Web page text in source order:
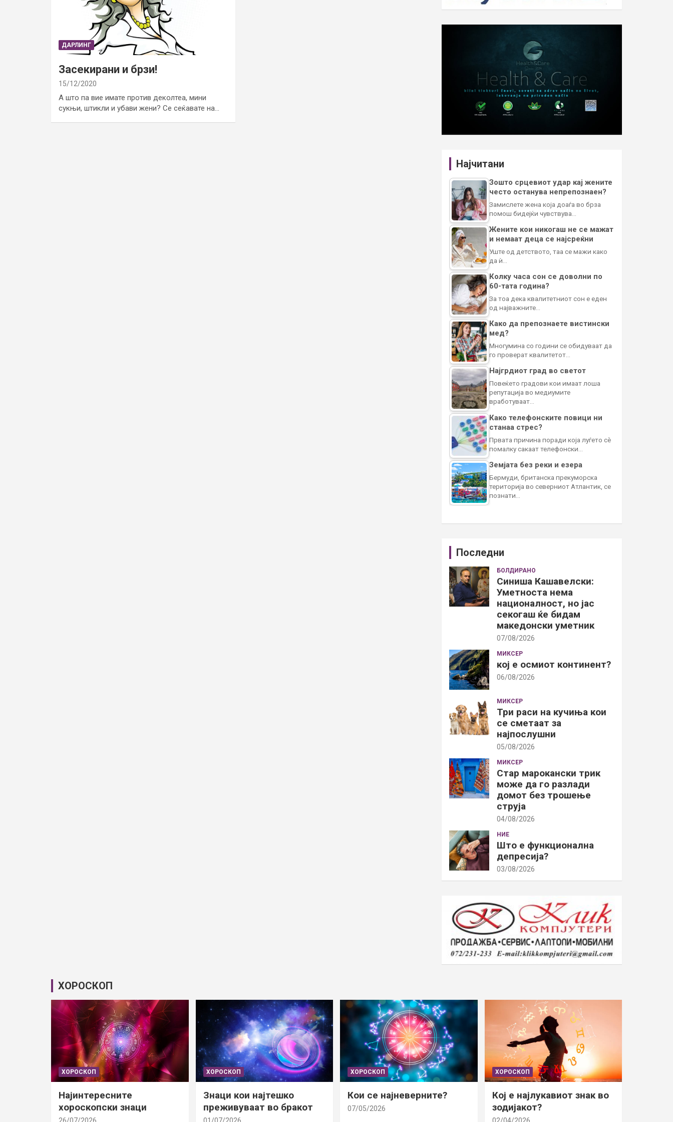
ДАРЛИНГ
Засекирани и брзи!
15/12/2020
А што па вие имате против деколтеа, мини
сукњи, штикли и убави жени? Се сеќавате на…
Најчитани
Зошто срцевиот удар кај жените
често останува непрепознаен?
Замислете жена која доаѓа во брза
помош бидејќи чувствува…
Жените кои никогаш не се мажат
и немаат деца се најсреќни
Уште од детството, таа се мажи како
да ѝ…
Колку часа сон се доволни по
60-тата година?
За тоа дека квалитетниот сон е еден
од најважните…
Како да препознаете вистински
мед?
Многумина со години се обидуваат да
го проверат квалитетот…
Најгрдиот град во светот
Повеќето градови кои имаат лоша
репутација во медиумите
вработуваат…
Како телефонските повици ни
станаа стрес?
Првата причина поради која луѓето сè
помалку сакаат телефонски…
Земјата без реки и езера
Бермуди, британска прекуморска
територија во северниот Атлантик, се
познати…
Последни
БОЛДИРАНО
Синиша Кашавелски:
Уметноста нема
националност, но јас
секогаш ќе бидам
македонски уметник
07/08/2026
МИКСЕР
кој е осмиот континент?
06/08/2026
МИКСЕР
Три раси на кучиња кои
се сметаат за
најпослушни
05/08/2026
МИКСЕР
Стар марокански трик
може да го разлади
домот без трошење
струја
04/08/2026
НИЕ
Што е функционална
депресија?
03/08/2026
ХОРОСКОП
ХОРОСКОП
Најинтересните
хороскопски знаци
ХОРОСКОП
Знаци кои најтешко
преживуваат во бракот
ХОРОСКОП
Кои се најневерните?
07/05/2026
ХОРОСКОП
Кој е најлукавиот знак во
зодијакот?